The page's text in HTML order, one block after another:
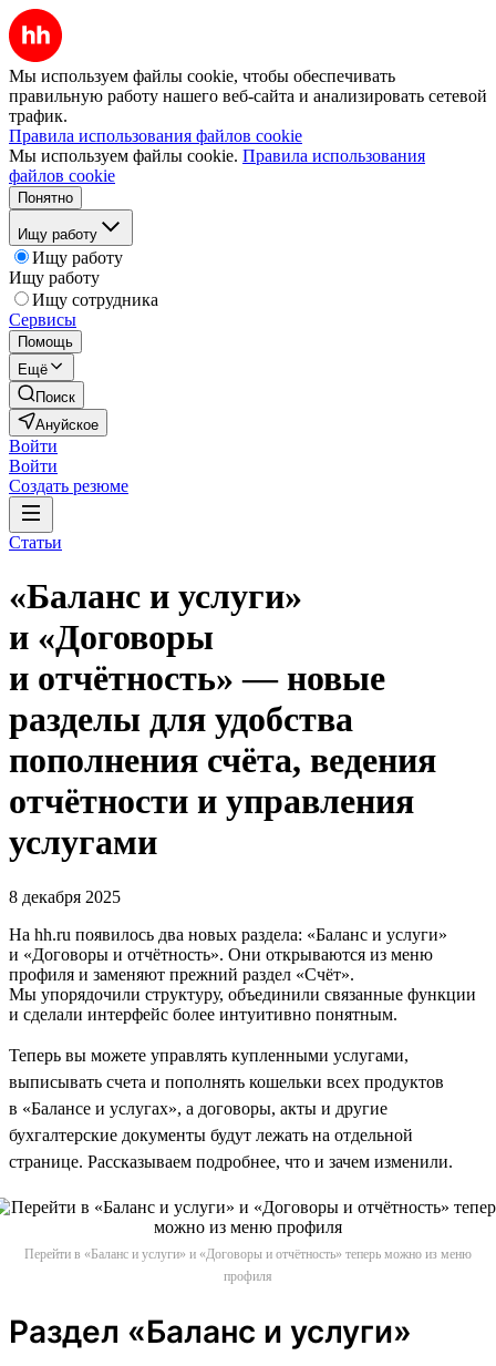
Мы используем файлы cookie, чтобы обеспечивать
правильную работу нашего веб-сайта и анализировать сетевой
трафик.
Правила использования файлов cookie
Мы используем файлы cookie. Правила использования
файлов cookie
Понятно
Ищу работу
Ищу работу
Ищу работу
Ищу сотрудника
Сервисы
Помощь
Ещё
Поиск
Ануйское
Войти
Войти
Создать резюме
Статьи
«Баланс и услуги»
и «Договоры
и отчётность» — новые
разделы для удобства
пополнения счёта, ведения
отчётности и управления
услугами
8 декабря 2025
На hh.ru появилось два новых раздела: «Баланс и услуги»
и «Договоры и отчётность». Они открываются из меню
профиля и заменяют прежний раздел «Счёт».
Мы упорядочили структуру, объединили связанные функции
и сделали интерфейс более интуитивно понятным.
Теперь вы можете управлять купленными услугами,
выписывать счета и пополнять кошельки всех продуктов
в «Балансе и услугах», а договоры, акты и другие
бухгалтерские документы будут лежать на отдельной
странице. Рассказываем подробнее, что и зачем изменили.
Перейти в «Баланс и услуги» и «Договоры и отчётность» теперь можно из меню
профиля
Раздел «Баланс и услуги»